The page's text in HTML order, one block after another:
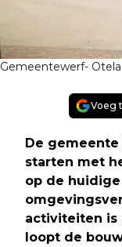
Gemeentewerf-
Voeg
De
starten met
op de
activiteiten is
loopt de